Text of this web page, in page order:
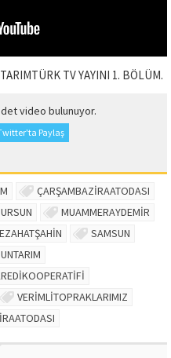
TV YAYINI 1. BÖLÜM.
video bulunuyor.
Paylaş
ÇARŞAMBAZİRAATODASI
MUAMMERAYDEMİR
SAMSUN
VERİMLİTOPRAKLARIMIZ